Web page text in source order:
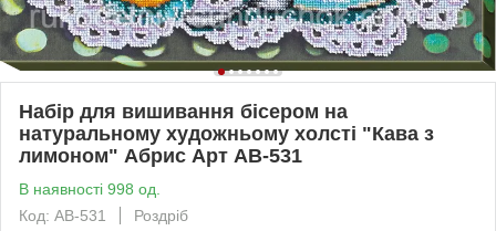
Набір для вишивання бісером на
натуральному художньому холсті "Кава з
лимоном" Абрис Арт AB-531
В наявності 998 од.
Код: AB-531
Роздріб